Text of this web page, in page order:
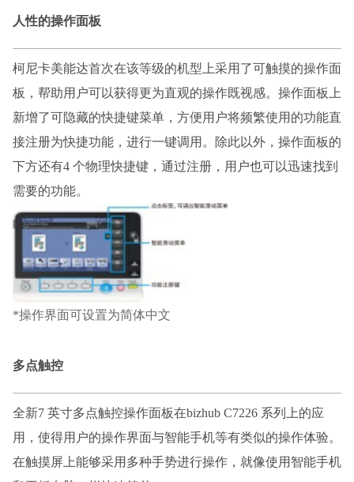
人性的操作面板
柯尼卡美能达首次在该等级的机型上采用了可触摸的操作面
板，帮助用户可以获得更为直观的操作既视感。操作面板上
新增了可隐藏的快捷键菜单，方便用户将频繁使用的功能直
接注册为快捷功能，进行一键调用。除此以外，操作面板的
下方还有4 个物理快捷键，通过注册，用户也可以迅速找到
需要的功能。
*操作界面可设置为简体中文
多点触控
全新7 英寸多点触控操作面板在bizhub C7226 系列上的应
用，使得用户的操作界面与智能手机等有类似的操作体验。
在触摸屏上能够采用多种手势进行操作，就像使用智能手机